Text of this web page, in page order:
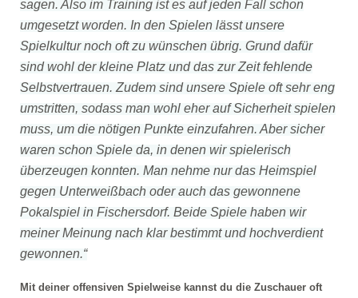
sagen. Also im Training ist es auf jeden Fall schon
umgesetzt worden. In den Spielen lässt unsere
Spielkultur noch oft zu wünschen übrig. Grund dafür
sind wohl der kleine Platz und das zur Zeit fehlende
Selbstvertrauen. Zudem sind unsere Spiele oft sehr eng
umstritten, sodass man wohl eher auf Sicherheit spielen
muss, um die nötigen Punkte einzufahren. Aber sicher
waren schon Spiele da, in denen wir spielerisch
überzeugen konnten. Man nehme nur das Heimspiel
gegen Unterweißbach oder auch das gewonnene
Pokalspiel in Fischersdorf. Beide Spiele haben wir
meiner Meinung nach klar bestimmt und hochverdient
gewonnen.“
Mit deiner offensiven Spielweise kannst du die Zuschauer oft